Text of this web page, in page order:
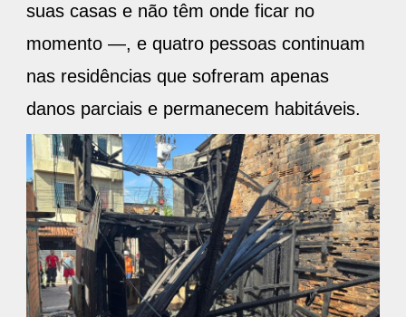
suas casas e não têm onde ficar no
momento —, e quatro pessoas continuam
nas residências que sofreram apenas
danos parciais e permanecem habitáveis.